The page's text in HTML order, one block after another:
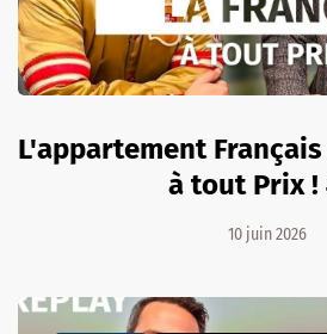
L'appartement
à tout Prix !
10 juin 2026